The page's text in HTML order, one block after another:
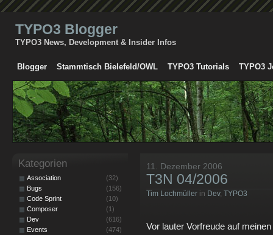
TYPO3 Blogger
TYPO3 News, Development & Insider Infos
Blogger Stammtisch Bielefeld/OWL TYPO3 Tutorials TYPO3
11. Dezember 2006
T3N 04/2006
Tim Lochmüller in Dev, TYPO3
Vor lauter Vorfreude auf
Kategorien
Association
(32)
Bugs
(156)
Code Sprint
(10)
Composer
(1)
Dev
(616)
Events
(474)